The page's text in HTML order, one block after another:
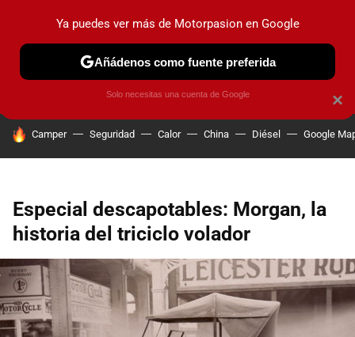
PRUEBAS COCHES ELÉCTRICOS OBSERVATORIO
HOY SE HABLA DE
Camper Seguridad Calor China Diésel Google
Especial descapotables: Morgan, la
historia del triciclo volador
×
Ya puedes ver más de Motorpasion en Google
Añádenos como fuente preferida
Solo necesitas una cuenta de Google